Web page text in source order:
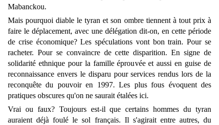
Mabanckou.
Mais pourquoi diable le tyran et son ombre tiennent à tout prix à
faire le déplacement, avec une délégation dit-on, en cette période
de crise économique? Les spéculations vont bon train. Pour se
racheter. Pour se convaincre de cette disparition. En signe de
solidarité ethnique pour la famille éprouvée et aussi en guise de
reconnaissance envers le disparu pour services rendus lors de la
reconquête du pouvoir en 1997. Les plus fous évoquent des
pratiques obscures qu'on ne saurait étalées ici.
Vrai ou faux? Toujours est-il que certains hommes du tyran
auraient déjà foulé le sol français. Il s'agirait entre autres, du